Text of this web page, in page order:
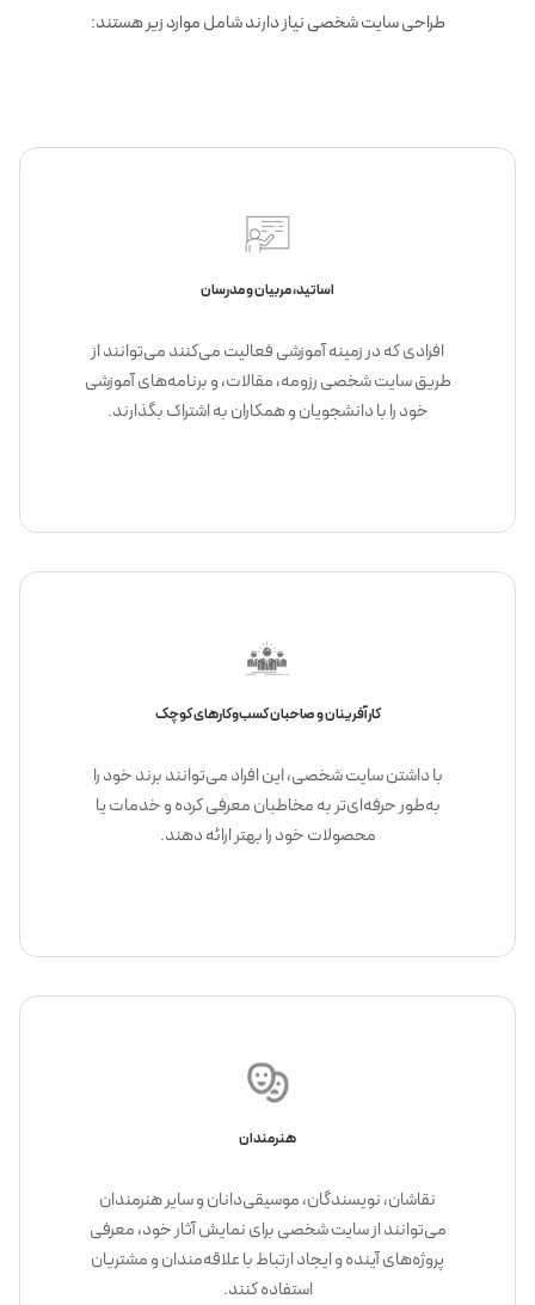
طراحی سایت شخصی نیاز دارند شامل موارد زیر هستند:
اساتید، مربیان و مدرسان
افرادی که در زمینه آموزشی فعالیت می‌کنند می‌توانند از
طریق سایت شخصی رزومه، مقالات، و برنامه‌های آموزشی
خود را با دانشجویان و همکاران به اشتراک بگذارند.
کارآفرینان و صاحبان کسب‌وکارهای کوچک
با داشتن سایت شخصی، این افراد می‌توانند برند خود را
به‌طور حرفه‌ای‌تر به مخاطبان معرفی کرده و خدمات یا
محصولات خود را بهتر ارائه دهند.
هنرمندان
نقاشان، نویسندگان، موسیقی‌دانان و سایر هنرمندان
می‌توانند از سایت شخصی برای نمایش آثار خود، معرفی
پروژه‌های آینده و ایجاد ارتباط با علاقه‌مندان و مشتریان
استفاده کنند.